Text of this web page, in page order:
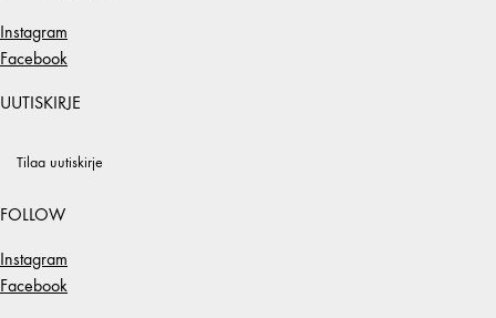
Instagram
Facebook
UUTISKIRJE
Tilaa uutiskirje
FOLLOW
Instagram
Facebook